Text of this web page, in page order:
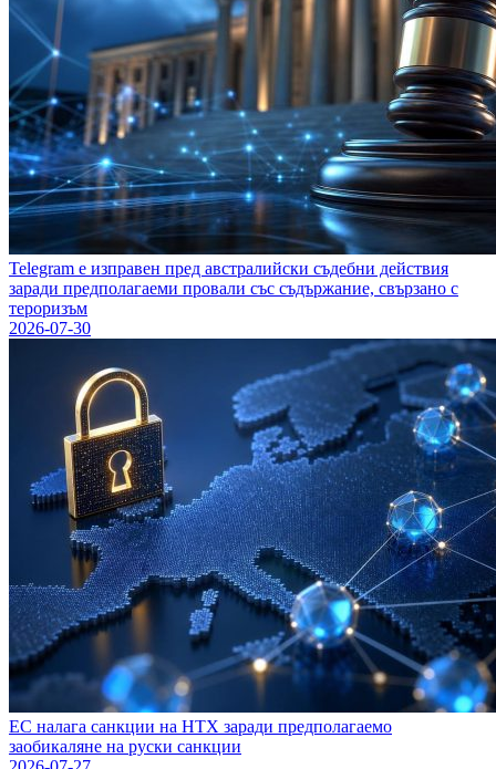
Telegram е изправен пред австралийски съдебни действия
заради предполагаеми провали със съдържание, свързано с
тероризъм
2026-07-30
ЕС налага санкции на HTX заради предполагаемо
заобикаляне на руски санкции